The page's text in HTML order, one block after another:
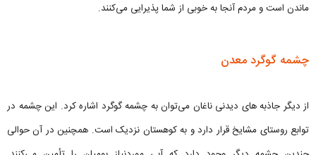
ماندن است و مردم آنجا به خوبی از شما پذیرایی می‌کنند.
چشمه گوگرد معدن
از دیگر جاذبه های دیدنی ناغان می‌توان به چشمه گوگرد اشاره کرد. این چشمه در
توابع روستای مشایخ قرار دارد و به کوهستان نزدیک است. همچنین در آن حوالی